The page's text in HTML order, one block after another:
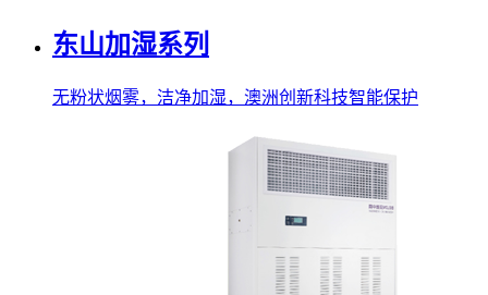
东山加湿系列
无粉状烟雾，洁净加湿，澳洲创新科技智能保护